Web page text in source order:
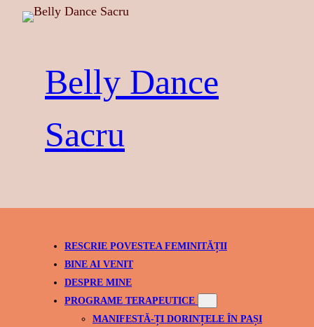
Belly Dance
Sacru
RESCRIE POVESTEA FEMINITĂȚII
BINE AI VENIT
DESPRE MINE
PROGRAME TERAPEUTICE
MANIFESTĂ-ȚI DORINȚELE ÎN PAȘI